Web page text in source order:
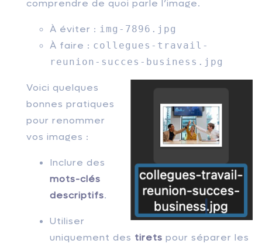
comprendre de quoi parle l’image.
À éviter : img-7896.jpg
À faire : collegues-travail-
reunion-succes-business.jpg
Voici quelques
bonnes pratiques
pour renommer
vos images :
Inclure des
mots-clés
descriptifs.
Utiliser
uniquement des tirets pour séparer les